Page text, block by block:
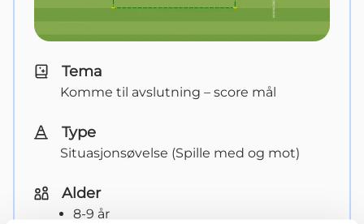
Tema
Komme til avslutning – score mål
Type
Situasjonsøvelse (Spille med og mot)
Alder
8-9 år